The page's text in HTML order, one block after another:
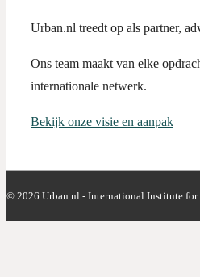
Urban.nl treedt op als partner,
Ons team maakt van elke
internationale netwerk.
Bekijk onze visie en aanpak
© 2026 Urban.nl - International Institute